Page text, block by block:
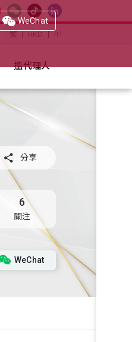
繁 HKD ft²
搵代理人
 分享
6
關注
WeChat
WeChat